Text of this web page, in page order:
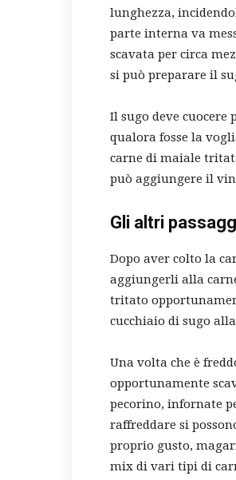
lunghezza,
parte interna va
scavata per circa
si può preparare il
Il sugo deve cuocere
qualora fosse la
carne di maiale
può aggiungere il
Gli altri
Dopo aver colto la
aggiungerli alla
tritato
cucchiaio di sugo
Una volta che è
opportunamente
pecorino, infornate
raffreddare si
proprio gusto,
mix di vari tipi di